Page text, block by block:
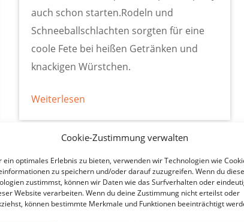
Cookie-Zustimmung verwalten
ein optimales Erlebnis zu bieten, verwenden wir Technologien wie
zu speichern und/oder darauf zuzugreifen. Wenn du
zustimmst, können wir Daten wie das Surfverhalten oder
Website verarbeiten. Wenn du deine Zustimmung nicht erteilst oder
können bestimmte Merkmale und Funktionen beeinträchtigt
auch schon starten.Rodeln und
Schneeballschlachten sorgten für eine
coole Fete bei heißen Getränken und
knackigen Würstchen.
Weiterlesen
RSS-Feed